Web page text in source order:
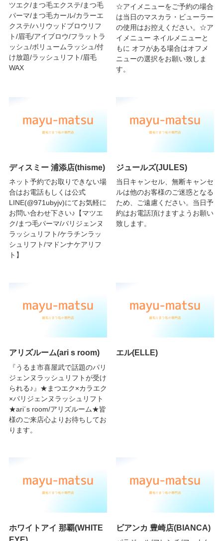
ツエク/まつ毛エクステ/まつ毛
パーマ/まつ毛カール/カラーエ
クステ/ハリウッドブロウリフ
ト/眉毛/アイブロウ/フラットラ
ッシュ/ボリュームラッシュ/付
け放題/ラッシュリフト/眉毛
WAX
☆アイメニューをご予約の場合
は当日のマスカラ・ビューラー
の使用はお控えください。☆ア
イメニュー ネイルメニューと
もに オフがある場合はオフメ
ニューの選択をお願い致しま
す。
ディスミー 浦添店(thisme)
ネット予約でお取りできない場
合はお電話もしくは公式
LINE(@971ubyjv)にてお気軽に
お問い合わせ下さい♪【マツエ
ク/まつ毛パーマ/パリジェンヌ
ラッシュリフト/ケラチンラッ
シュリフト/マドンナケアリフ
ト】
ジュールズ(JULES)
当日キャンセル、無断キャンセ
ルは他のお客様のご迷惑となる
ため、ご遠慮ください。当日予
約はお電話頂けますようお願い
致します。
アリズルーム(ari s room)
『うるま市喜屋武で話題のパリ
ジェンヌラッシュリフトが受け
られる♪』★まつエク×カラエク
×パリジェンヌラッシュリフト
★ari´s room/アリズルーム★皆
様のご来店心よりお待ちしてお
ります。
エル(ELLE)
ホワイトアイ 那覇(WHITE
ビアンカ 豊崎店(BIANCA)